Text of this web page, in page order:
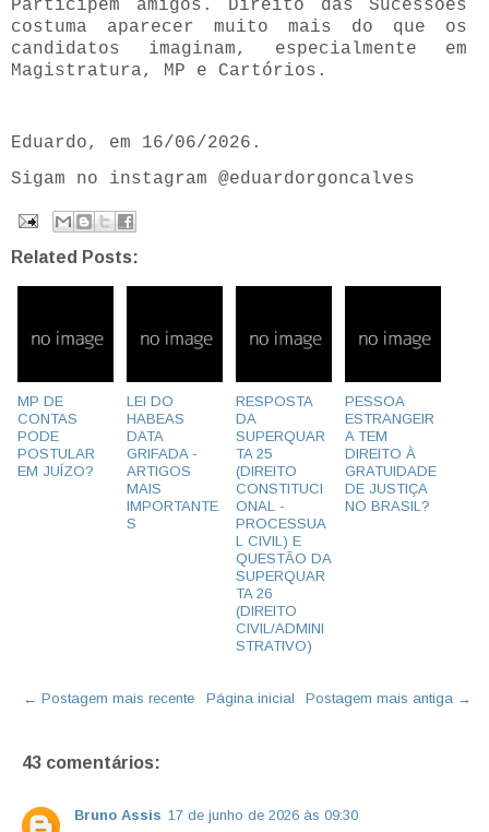
Participem amigos. Direito das Sucessões
costuma aparecer muito mais do que os
candidatos imaginam, especialmente em
Magistratura, MP e Cartórios.
Eduardo, em 16/06/2026.
Sigam no instagram @eduardorgoncalves
Related Posts:
MP DE
CONTAS
PODE
POSTULAR
EM JUÍZO?
LEI DO
HABEAS
DATA
GRIFADA -
ARTIGOS
MAIS
IMPORTANTE
S
RESPOSTA
DA
SUPERQUAR
TA 25
(DIREITO
CONSTITUCI
ONAL -
PROCESSUA
L CIVIL) E
QUESTÃO DA
SUPERQUAR
TA 26
(DIREITO
CIVIL/ADMINI
STRATIVO)
PESSOA
ESTRANGEIR
A TEM
DIREITO À
GRATUIDADE
DE JUSTIÇA
NO BRASIL?
← Postagem mais recente Postagem mais antiga →
Página inicial
43 comentários:
Bruno Assis 17 de junho de 2026 às 09:30